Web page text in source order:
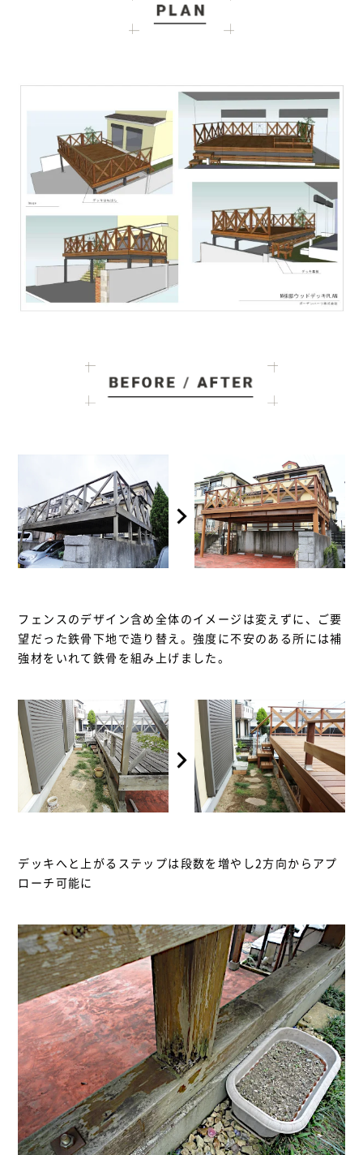
フェンスのデザイン含め全体のイメージは変えずに、ご要
望だった鉄骨下地で造り替え。強度に不安のある所には補
強材をいれて鉄骨を組み上げました。
デッキへと上がるステップは段数を増やし2方向からアプ
ローチ可能に